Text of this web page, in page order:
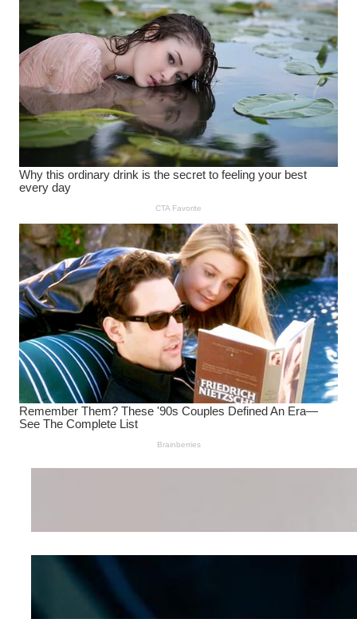
Wanita Pamer Pakaian
Kepribadian